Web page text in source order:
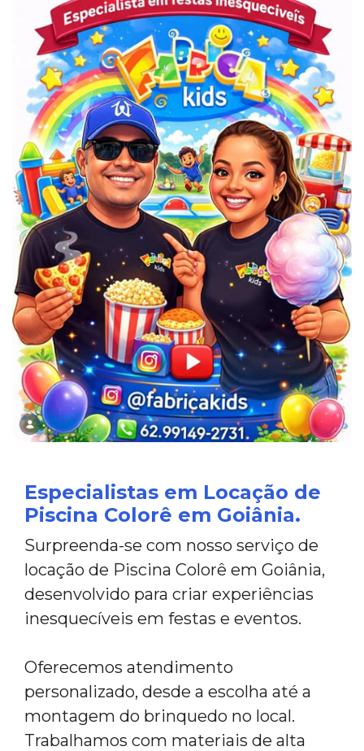
Especialistas em Locação de
Piscina Colorê em Goiânia.
Surpreenda-se com nosso serviço de
locação de Piscina Colorê em Goiânia,
desenvolvido para criar experiências
inesquecíveis em festas e eventos.
Oferecemos atendimento
personalizado, desde a escolha até a
montagem do brinquedo no local.
Trabalhamos com materiais de alta